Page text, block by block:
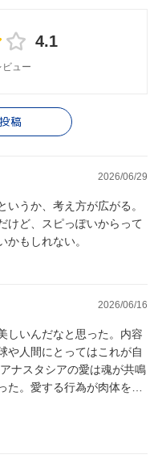
4.1
ュー
稿
2026/06/29
いうか、考え方が広がる。
けど、スピっぽいからって
もしれない。
2026/06/16
しいんだなと思った。内容
や人間にとってはこれが自
た。愛する行為が肉体を超
る出会いは...